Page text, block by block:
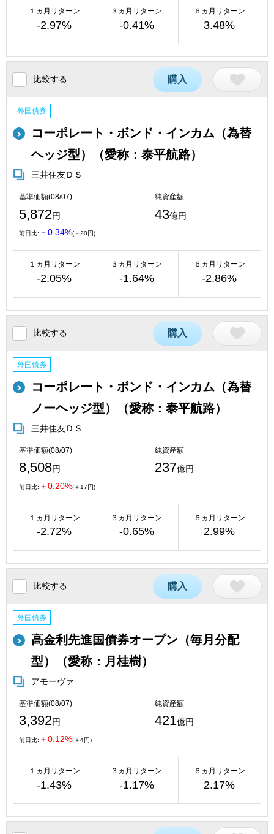
１ヵ月リターン
-2.97%
３ヵ月リターン
-0.41%
６ヵ月リターン
3.48%
比較する 購入
外国債券
コーポレート・ボンド・インカム（為替
ヘッジ型）（愛称：泰平航路）
三井住友ＤＳ
基準価額(08/07)
5,872円
純資産額
43億円
前日比: －0.34%(－20円)
１ヵ月リターン
-2.05%
３ヵ月リターン
-1.64%
６ヵ月リターン
-2.86%
比較する 購入
外国債券
コーポレート・ボンド・インカム（為替
ノーヘッジ型）（愛称：泰平航路）
三井住友ＤＳ
基準価額(08/07)
8,508円
純資産額
237億円
前日比: ＋0.20%(＋17円)
１ヵ月リターン
-2.72%
３ヵ月リターン
-0.65%
６ヵ月リターン
2.99%
比較する 購入
外国債券
高金利先進国債券オープン（毎月分配
型）（愛称：月桂樹）
アモーヴァ
基準価額(08/07)
3,392円
純資産額
421億円
前日比: ＋0.12%(＋4円)
１ヵ月リターン
-1.43%
３ヵ月リターン
-1.17%
６ヵ月リターン
2.17%